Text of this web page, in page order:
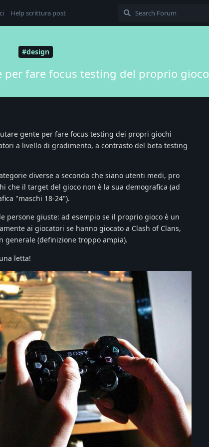
Help scrittura post
#design
per fare focus testing del proprio gioco
gente per fare focus testing dei propri giochi
a livello di gradimento, a contrasto del beta testing
diverse a seconda che siano utenti medi, pro
che il target del gioco non è la sua demografica (ad
"maschi 18-24").
persone giuste: ad esempio se il proprio gioco è un
ai giocatori se hanno giocato a Clash of Clans,
generale (definizione troppo ampia).
letta!